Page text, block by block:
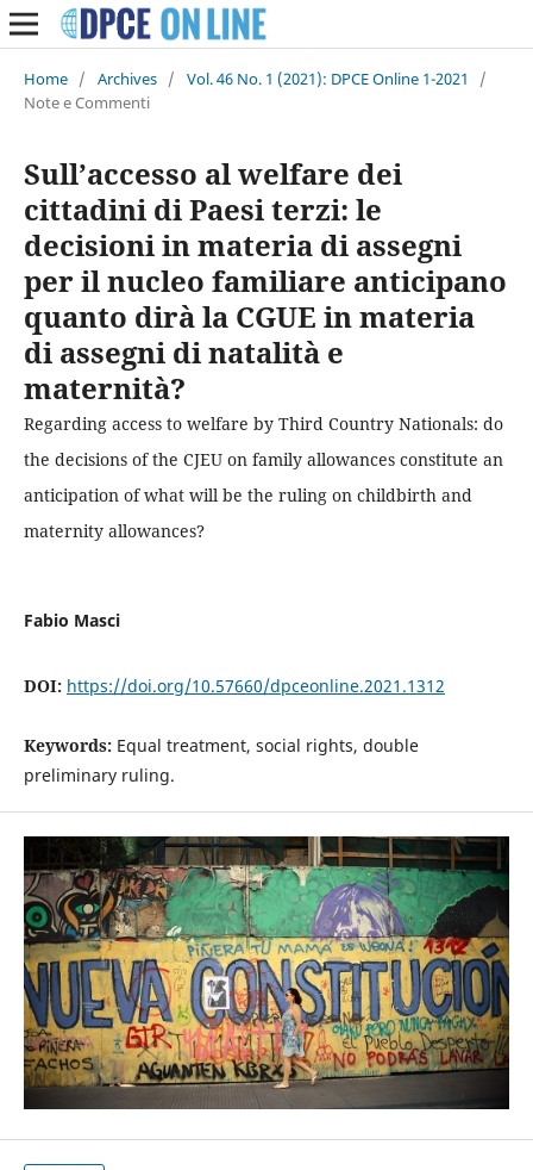
Home / Archives / Vol. 46 No. 1 (2021): DPCE Online 1-2021
/
Note e Commenti
Sull’accesso al welfare dei
cittadini di Paesi terzi: le
decisioni in materia di assegni
per il nucleo familiare anticipano
quanto dirà la CGUE in materia
di assegni di natalità e
maternità?
Regarding access to welfare by Third Country Nationals: do
the decisions of the CJEU on family allowances constitute an
anticipation of what will be the ruling on childbirth and
maternity allowances?
Fabio Masci
DOI: https://doi.org/10.57660/dpceonline.2021.1312
Keywords: Equal treatment, social rights, double
preliminary ruling.